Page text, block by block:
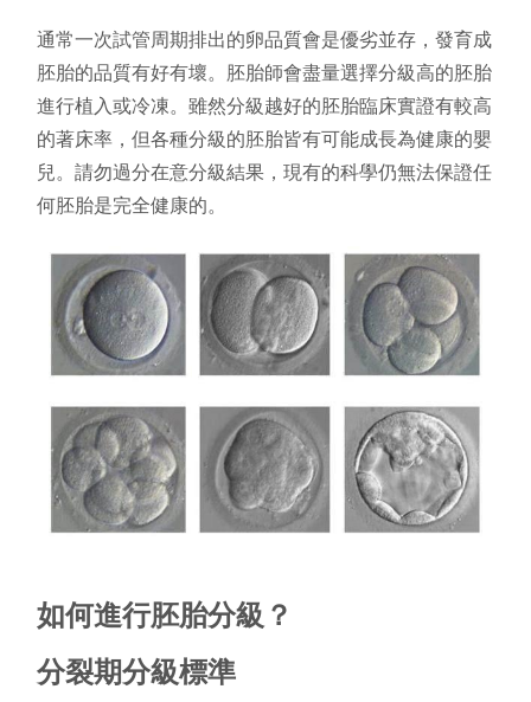
通常一次試管周期排出的卵品質會是優劣並存，發育成
胚胎的品質有好有壞。胚胎師會盡量選擇分級高的胚胎
進行植入或冷凍。雖然分級越好的胚胎臨床實證有較高
的著床率，但各種分級的胚胎皆有可能成長為健康的嬰
兒。請勿過分在意分級結果，現有的科學仍無法保證任
何胚胎是完全健康的。
如何進行胚胎分級？
分裂期分級標準